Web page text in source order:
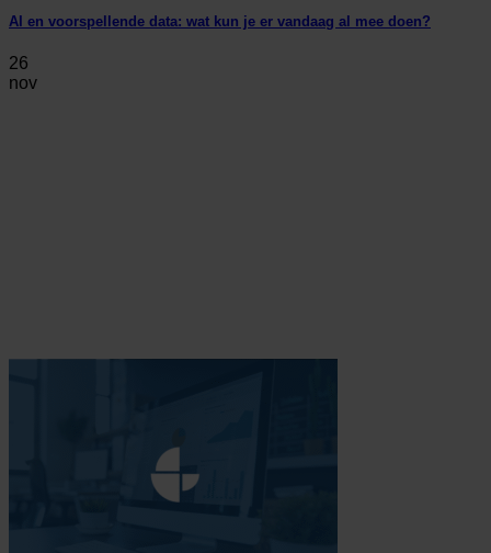
AI en voorspellende data: wat kun je er vandaag al mee doen?
26
nov